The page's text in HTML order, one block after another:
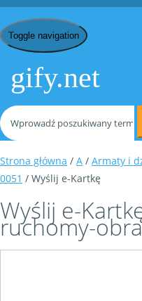
Toggle navigation
gify.net
Strona główna / A / Armaty i
0051 / Wyślij e-Kartkę
Wyślij e-
ruchomy-